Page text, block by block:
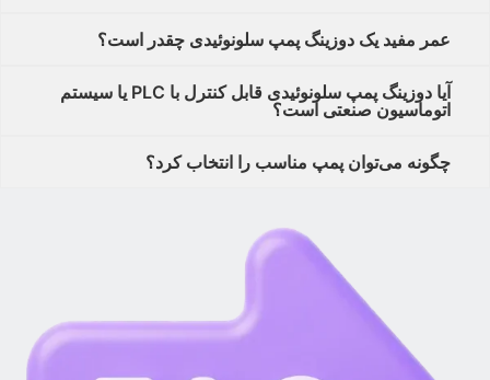
عمر مفید یک دوزینگ پمپ سلونوئیدی چقدر است؟
آیا دوزینگ پمپ سلونوئیدی قابل کنترل با PLC یا سیستم
اتوماسیون صنعتی است؟
چگونه می‌توان پمپ مناسب را انتخاب کرد؟